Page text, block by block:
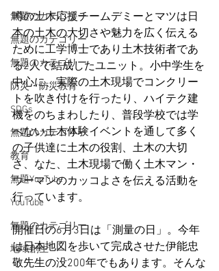
無題のカテゴリー
無題のカテゴリー
無題のカテゴリー
防災・防災教育
SDGs
無題のカテゴリー
教育
無題YouTube
YouTube
無題のカテゴリー
地域創生
噂の土木応援チームデミーとマツは日
本の土木の大切さや魅力を広く伝える
ために工学博士であり土木技術者であ
る2人で結成したユニット。小中学生を
中心に、実際の土木現場でコンクリー
トを吹き付けを行ったり、ハイテク建
機をのちまわしたり、普段学校では学
べない土木体験イベントを通して多く
の子供達に土木の役割、土木の大切
さ、なた、土木現場で働く土木マン・
ウーマンのカッコよさを伝える活動を
行っています。
開催日の6月3日は「測量の日」。今年
は日本地図を歩いて完成させた伊能忠
敬先生の没200年でもあります。そんな